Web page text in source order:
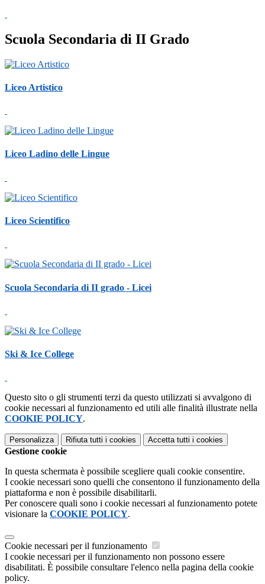
Scuola Secondaria di II Grado
Liceo Artistico
Liceo Ladino delle Lingue
Liceo Scientifico
Scuola Secondaria di II grado - Licei
Ski & Ice College
Questo sito o gli strumenti terzi da questo utilizzati si avvalgono di
cookie necessari al funzionamento ed utili alle finalità illustrate nella
COOKIE POLICY.
Personalizza Rifiuta tutti i cookies Accetta tutti i cookies
Gestione cookie
In questa schermata è possibile scegliere quali cookie consentire.
I cookie necessari sono quelli che consentono il funzionamento della
piattaforma e non è possibile disabilitarli.
Per conoscere quali sono i cookie necessari al funzionamento potete
visionare la COOKIE POLICY.
Cookie necessari per il funzionamento
I cookie necessari per il funzionamento non possono essere
disabilitati. È possibile consultare l'elenco nella pagina della cookie
policy.